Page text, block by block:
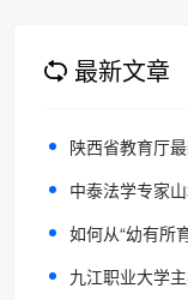
最新文章
陕西省教育厅
中泰法学专家
如何从“幼有所育”迈
九江职业大学主办“江韵